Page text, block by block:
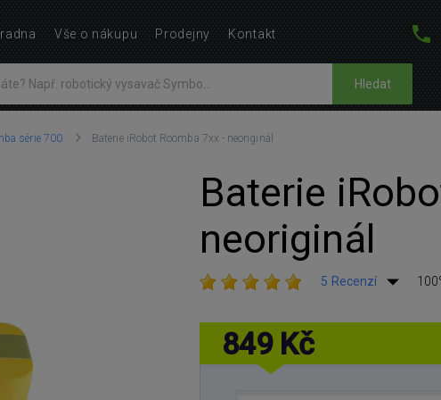
Hledat
série 700 Baterie iRobot Roomba 7xx - neoriginál
Baterie
neoriginál
5 Recenzí
849 Kč
Vše o nákupu Prodejny Kontakt